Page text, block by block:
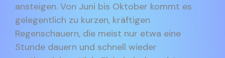
ansteigen. Von Juni bis Oktober kommt es
gelegentlich zu kurzen, kräftigen
Regenschauern, die meist nur etwa eine
Stunde dauern und schnell wieder